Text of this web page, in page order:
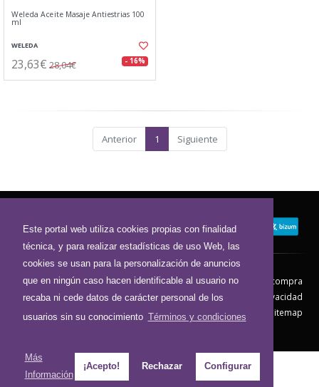
Este portal web utiliza cookies propias con finalidad
técnica, y para realizar estadísticas de uso Web, las
cookies se usan para la personalización de anuncios
que en ningún caso hacen identificable al usuario no
recaba ni cede datos de carácter personal de los
usuarios sin su conocimiento Términos y condiciones
Más
Información
¡Acepto! Rechazar Configurar
Weleda Aceite Masaje Antiestrias 100
ml
WELEDA
23,63€ 28,04€ - 16%
Anterior 1 Siguiente
Contacto Aviso Legal
Condiciones de compra
Política de envíos
Política de devolución
Política de Privacidad
Política de Cookies
Sitemap